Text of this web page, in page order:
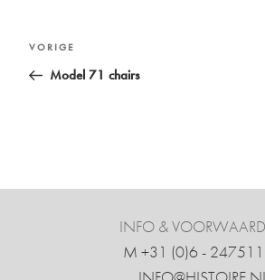
Bericht
navigatie
Vorig
bericht
VORIGE
Model 71 chairs
INFO &
M +31 ‍(0)6 -